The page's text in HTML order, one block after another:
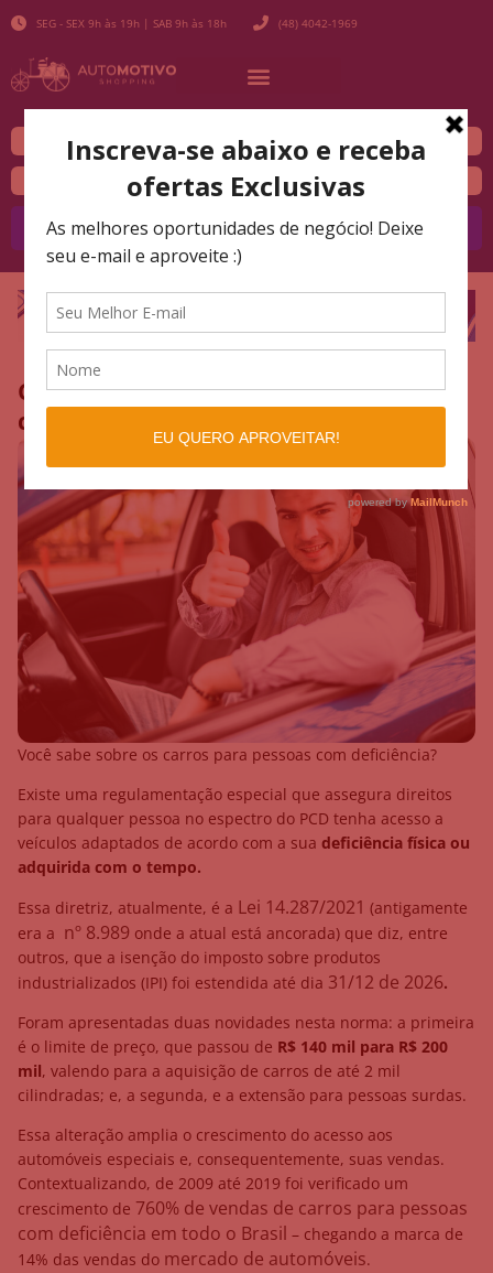
SEG - SEX 9h às 19h | SAB 9h às 18h (48) 4042-1969
Buscar
Carros para Pessoas com Deficiência,
conheça a nova legislação
Você sabe sobre os carros para pessoas com deficiência?
Existe uma regulamentação especial que assegura direitos
para qualquer pessoa no espectro do PCD tenha acesso a
veículos adaptados de acordo com a sua deficiência física ou
adquirida com o tempo.
Essa diretriz, atualmente, é a Lei 14.287/2021 (antigamente
era a nº 8.989 onde a atual está ancorada) que diz, entre
outros, que a isenção do imposto sobre produtos
industrializados (IPI) foi estendida até dia 31/12 de 2026.
Foram apresentadas duas novidades nesta norma: a primeira
é o limite de preço, que passou de R$ 140 mil para R$ 200
mil, valendo para a aquisição de carros de até 2 mil
cilindradas; e, a segunda, e a extensão para pessoas surdas.
Essa alteração amplia o crescimento do acesso aos
automóveis especiais e, consequentemente, suas vendas.
Contextualizando, de 2009 até 2019 foi verificado um
crescimento de 760% de vendas de carros para pessoas
com deficiência em todo o Brasil – chegando a marca de
14% das vendas do mercado de automóveis.